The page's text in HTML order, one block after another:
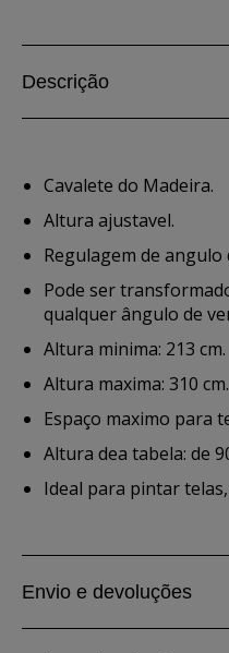
Descrição
Cavalete do Madeira.
Altura ajustavel.
Regulagem de angulo
Pode ser
qualquer ângulo de
Altura minima: 213 cm.
Altura maxima: 310 cm.
Espaço maximo para
Altura dea tabela: de
Ideal para pintar
Envio e devoluções